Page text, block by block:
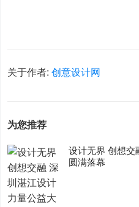
关于作者:创意设计网
为您推荐
设计无界 创想交
圆满落幕